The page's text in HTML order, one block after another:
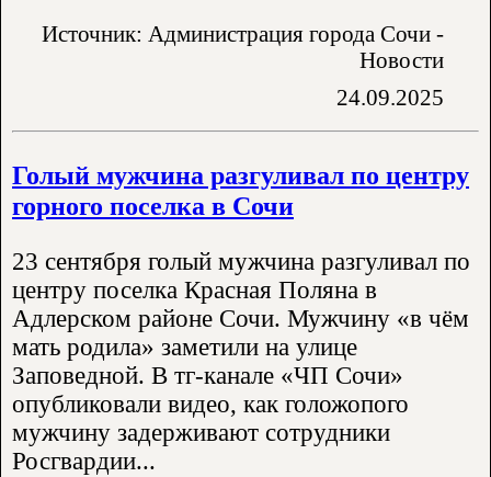
Источник: Администрация города Сочи -
Новости
24.09.2025
Голый мужчина разгуливал по центру
горного поселка в Сочи
23 сентября голый мужчина разгуливал по
центру поселка Красная Поляна в
Адлерском районе Сочи. Мужчину «в чём
мать родила» заметили на улице
Заповедной. В тг-канале «ЧП Сочи»
опубликовали видео, как голожопого
мужчину задерживают сотрудники
Росгвардии...